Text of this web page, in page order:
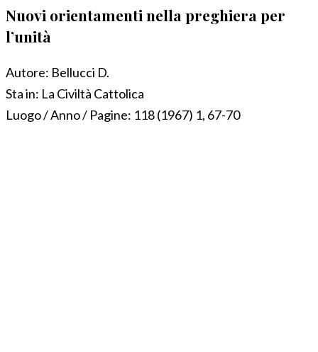
Nuovi orientamenti nella preghiera per
l’unità
Autore: Bellucci D.
Sta in: La Civiltà Cattolica
Luogo / Anno / Pagine: 118 (1967) 1, 67-70